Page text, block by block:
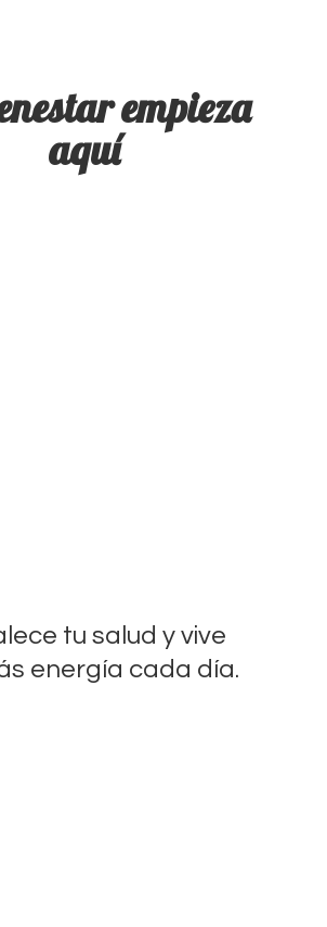
empieza
aquí
tu salud y vive
energía cada día.